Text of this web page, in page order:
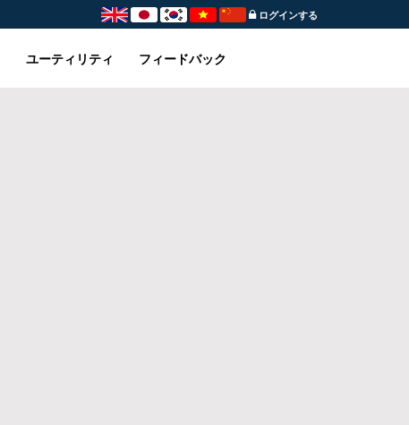
ログインする
ユーティリティ フィードバック